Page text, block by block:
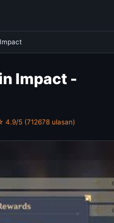
Impact -
5 (712678 ulasan)